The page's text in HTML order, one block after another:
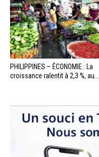
PHILIPPINES – ÉCONOMIE : La
croissance ralentit à 2,3 %, au...